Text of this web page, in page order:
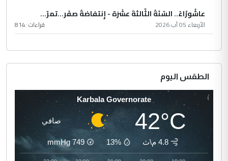
عاشُورْاءُ.. السّنَةُ الثّالثةَ عشَرَة - إِنتفاضةُ صفَر…تمرّ...
الأربعاء 05 آب 2026 قراءات :814
الطقس اليوم
Karbala Governorate
42°C صافي
4.8 م\ث 13%
749
mmHg